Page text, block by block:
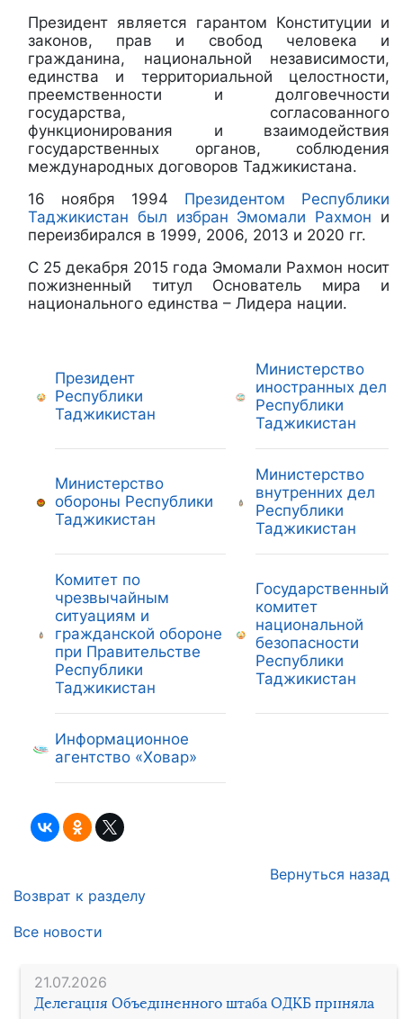
21.07.2026
Делегация Объединенного штаба ОДКБ приняла
Президент является гарантом Конституции и
законов, прав и свобод человека и
гражданина, национальной независимости,
единства и территориальной целостности,
преемственности и долговечности
государства, согласованного
функционирования и взаимодействия
государственных органов, соблюдения
международных договоров Таджикистана.
16 ноября 1994 Президентом Республики
Таджикистан был избран Эмомали Рахмон и
переизбирался в 1999, 2006, 2013 и 2020 гг.
С 25 декабря 2015 года Эмомали Рахмон носит
пожизненный титул Основатель мира и
национального единства – Лидера нации.
Президент
Республики
Таджикистан
Министерство
иностранных дел
Республики
Таджикистан
Министерство
обороны Республики
Таджикистан
Министерство
внутренних дел
Республики
Таджикистан
Комитет по
чрезвычайным
ситуациям и
гражданской обороне
при Правительстве
Республики
Таджикистан
Государственный
комитет
национальной
безопасности
Республики
Таджикистан
Информационное
агентство «Ховар»
Вернуться назад
Возврат к разделу
Все новости